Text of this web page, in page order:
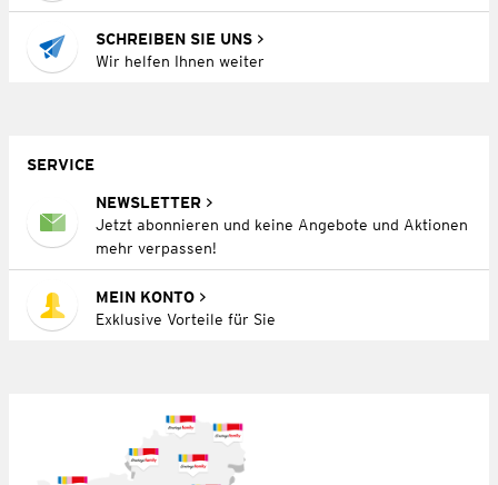
SCHREIBEN SIE UNS
Wir helfen Ihnen weiter
SERVICE
NEWSLETTER
Jetzt abonnieren und keine Angebote und Aktionen
mehr verpassen!
MEIN KONTO
Exklusive Vorteile für Sie